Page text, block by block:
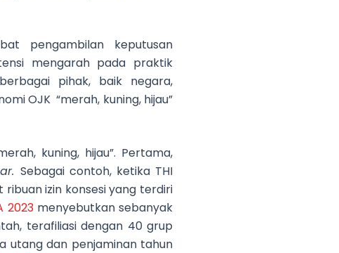
pengambilan keputusan
mengarah pada praktik
pihak, baik negara,
OJK “merah, kuning, hijau”
kuning, hijau”. Pertama,
Sebagai contoh, ketika THI
izin konsesi yang terdiri
2023menyebutkan sebanyak
terafiliasi dengan 40 grup
utang dan penjaminan tahun